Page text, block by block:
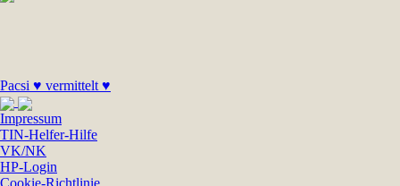
Pacsi ♥ vermittelt ♥
Impressum
TIN-Helfer-Hilfe
VK/NK
HP-Login
Cookie-Richtlinie